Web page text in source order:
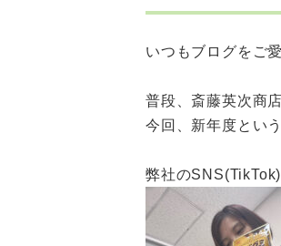
いつもブログをご
普段、斎藤英次商
今回、新年度とい
弊社の